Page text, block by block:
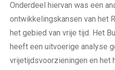
Onderdeel hiervan was een
ontwikkelingskansen van het
het gebied van vrije tijd. Het
heeft een uitvoerige analyse
vrijetijdsvoorzieningen en het